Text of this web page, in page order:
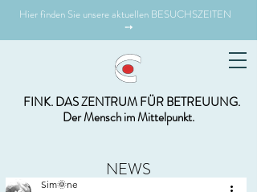
FINK. DAS ZENTRUM FÜR BETREUUNG.
Der Mensch im Mittelpunkt.
Hier finden Sie unsere aktuellen BESUCHSZEITEN
➙
NEWS
Sim🌞ne